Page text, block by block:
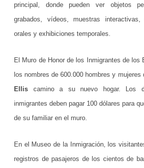
principal, donde pueden ver objetos
grabados, vídeos, muestras
orales y exhibiciones temporales.
El Muro de Honor de los Inmigrantes de los
los nombres de 600.000 hombres y mujeres
Ellis camino a su nuevo hogar. Los
inmigrantes deben pagar 100 dólares para
de su familiar en el muro.
En el Museo de la Inmigración, los
registros de pasajeros de los cientos de